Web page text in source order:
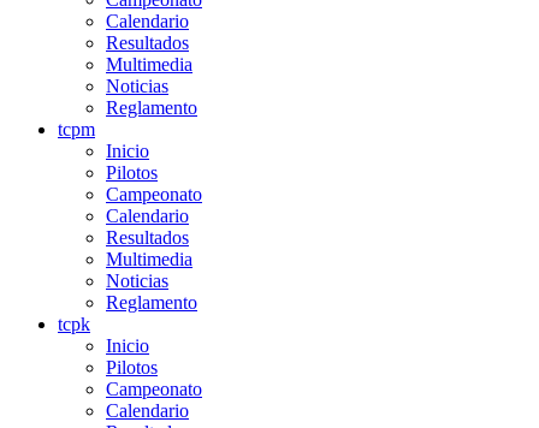
Calendario
Resultados
Multimedia
Noticias
Reglamento
tcpm
Inicio
Pilotos
Campeonato
Calendario
Resultados
Multimedia
Noticias
Reglamento
tcpk
Inicio
Pilotos
Campeonato
Calendario